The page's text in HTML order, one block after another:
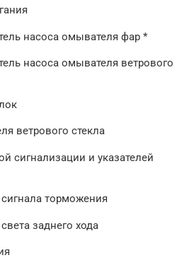
насоса омывателя фар *
насоса омывателя ветрового
ветрового стекла
сигнализации и указателей
торможения
заднего хода